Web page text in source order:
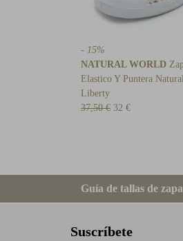
- 15%
NATURAL WORLD
Elastico Y Puntera
Liberty
37,50 € 32 €
Guía de tallas de
Suscríbete